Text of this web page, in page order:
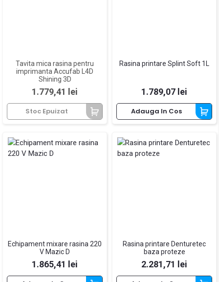
Tavita mica rasina pentru
imprimanta Accufab L4D
Shining 3D
Pret
1.779,41 lei
Stoc Epuizat
Rasina printare Splint Soft 1L
Pret
1.789,07 lei
Adauga In Cos
Echipament mixare rasina 220
V Mazic D
Pret
1.865,41 lei
Rasina printare Denturetec
baza proteze
Pret
2.281,71 lei